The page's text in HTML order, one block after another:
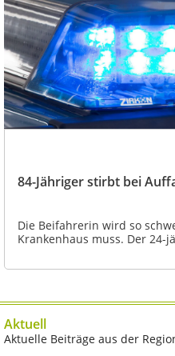
84-Jähriger stirbt bei
Die Beifahrerin wird so
Krankenhaus muss. Der 24-
Aktuell
Aktuelle Beiträge aus der